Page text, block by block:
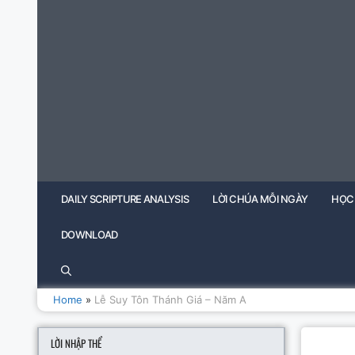
DAILY SCRIPTURE ANALYSIS LỜI CHÚA MỖI NGÀY
DOWNLOAD
Home » Lễ Suy Tôn Thánh Giá – Năm A
LỜI NHẬP THỂ